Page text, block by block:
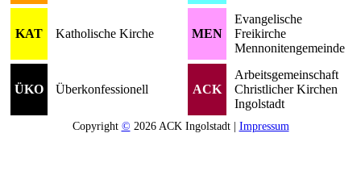
KAT Katholische Kirche MEN
Evangelische
Freikirche
Mennonitengemeinde
ÜKO Überkonfessionell ACK
Arbeitsgemeinschaft
Christlicher Kirchen
Ingolstadt
Copyright © 2026 ACK Ingolstadt | Impressum